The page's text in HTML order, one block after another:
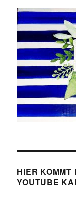
HIER KOMMT
YOUTUBE